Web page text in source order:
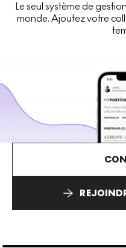
Le seul système de
monde. Ajoutez votre